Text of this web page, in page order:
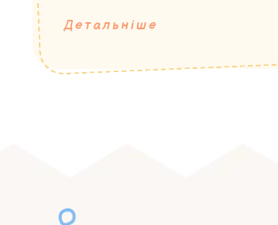
Детальніше